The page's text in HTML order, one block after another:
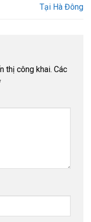
Tại Hà Đông
thị công khai. Các